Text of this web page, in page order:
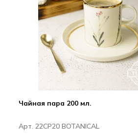
Чайная пара 200 мл.
Арт. 22CP20 BOTANICAL